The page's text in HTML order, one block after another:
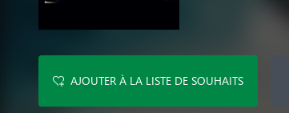
AJOUTER À LA LISTE DE SOUHAITS